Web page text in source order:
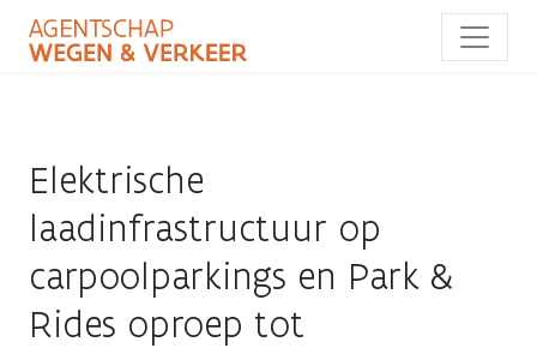
naar
Elektrische
laadinfrastructuur op
carpoolparkings en Park &
Rides oproep tot